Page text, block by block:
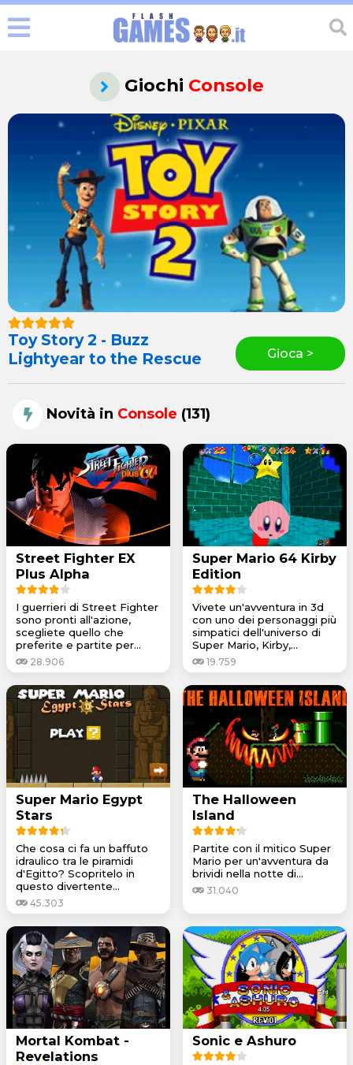
Giochi Console
Toy Story 2 - Buzz
Lightyear to the Rescue
Gioca >
Novità in Console (131)
Street Fighter EX
Plus Alpha
I guerrieri di Street Fighter
sono pronti all'azione,
scegliete quello che
preferite e partite per...
28.906
Super Mario 64 Kirby
Edition
Vivete un'avventura in 3d
con uno dei personaggi più
simpatici dell'universo di
Super Mario, Kirby,...
19.759
Super Mario Egypt
Stars
Che cosa ci fa un baffuto
idraulico tra le piramidi
d'Egitto? Scopritelo in
questo divertente...
45.303
The Halloween
Island
Partite con il mitico Super
Mario per un'avventura da
brividi nella notte di...
31.040
Mortal Kombat -
Revelations
Sonic e Ashuro